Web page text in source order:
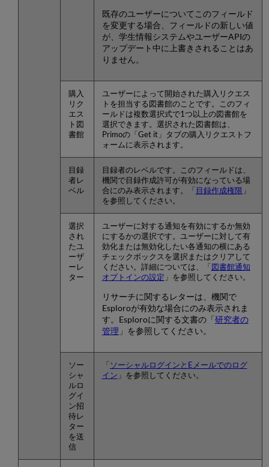
既存のユーザーについてこのフィールド
を変更する場合、フィールドの新しい値
が、学生情報システムやユーザーAPIの
アップデート中に上書きされることはあ
りません。
購入
リク
エス
ト図
書館
ユーザーによって開始された購入リクエス
トを担当する図書館のことです。このフィ
ールドは複数選択式で1つ以上の図書館を
選択できます。選択された図書館は、
Primoの「Get it」タブの購入リクエストフ
ォームに表示されます。
目録
者レ
ベル
目録者のレベルです。このフィールドは、
機関で目録作成許可が有効になっている場
合にのみ表示されます。「 目録作成権限 」
を参照してください。
選択
され
たユ
ーザ
ーレ
ター
ユーザーに対する通知を有効にするか無効
にするかの選択です。ユーザーに対して有
効化または無効化したい各通知の横にある
チェックボックスを選択またはクリアして
ください。詳細については、「 図書館通知
オプトインの設定 」を参照してください。
リサーチに関するレターは、機関で
Esploroが有効な場合にのみ表示されま
す。Esploroに関する文書の「研究者の
管理 」を参照してください。
ソー
シャ
ルロ
グイ
ン招
待レ
ター
を送
信
「 ソーシャルログインとEメールでのログ
イン 」を参照してください。